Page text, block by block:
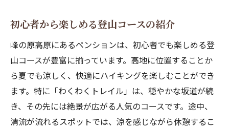
初心者から楽しめる登山コースの紹介
峰の原高原にあるペンションは、初心者でも楽しめる登
山コースが豊富に揃っています。高地に位置することか
ら夏でも涼しく、快適にハイキングを楽しむことができ
ます。特に「わくわくトレイル」は、穏やかな坂道が続
き、その先には絶景が広がる人気のコースです。途中、
清流が流れるスポットでは、涼を感じながら休憩するこ